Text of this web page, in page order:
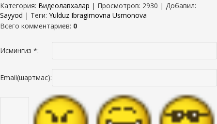
Категория: Видеолавхалар | Просмотров: 2930 | Добавил:
Sayyod | Теги: Yulduz Ibragimovna Usmonova
Всего комментариев: 0
Исмингиз *:
Email(шартмас):